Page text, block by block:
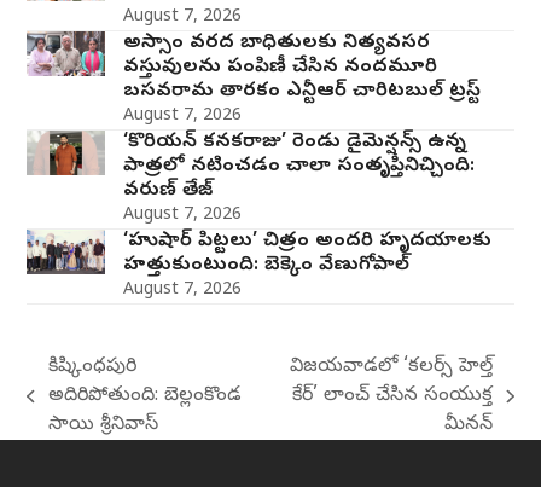
August 7, 2026
అస్సాం వరద బాధితులకు నిత్యవసర
వస్తువులను పంపిణీ చేసిన నందమూరి
బసవరామ తారకం ఎన్టీఆర్ చారిటబుల్ ట్రస్ట్
August 7, 2026
‘కొరియన్ కనకరాజు’ రెండు డైమెన్షన్స్ ఉన్న
పాత్రలో నటించడం చాలా సంతృప్తినిచ్చింది:
వరుణ్ తేజ్
August 7, 2026
‘హుషార్‌ పిట్టలు’ చిత్రం అందరి హృదయాలకు
హత్తుకుంటుంది: బెక్కెం వేణుగోపాల్‌
August 7, 2026
previous
post:
కిష్కింధపురి
అదిరిపోతుంది: బెల్లంకొండ
సాయి శ్రీనివాస్
next
post:
విజయవాడలో ‘కలర్స్ హెల్త్
కేర్’ లాంచ్ చేసిన సంయుక్త
మీనన్